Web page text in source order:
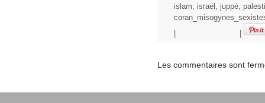
islam, israël , juppé,
Les commentaires sont